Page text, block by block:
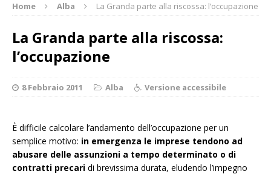
Home Alba La Granda parte alla riscossa: l’occupazione
La Granda parte alla riscossa:
l’occupazione
8 Febbraio 2011 Alba Versione accessibile
È difficile calcolare l’andamento dell’occupazione per un
semplice motivo: in emergenza le imprese tendono ad
abusare delle assunzioni a tempo determinato o di
contratti precari di brevissima durata, eludendo l’impegno